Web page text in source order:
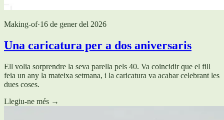
Making-of·16 de gener del 2026
Una caricatura per a dos aniversaris
Ell volia sorprendre la seva parella pels 40. Va coincidir que el fill
feia un any la mateixa setmana, i la caricatura va acabar celebrant les
dues coses.
Llegiu-ne més →